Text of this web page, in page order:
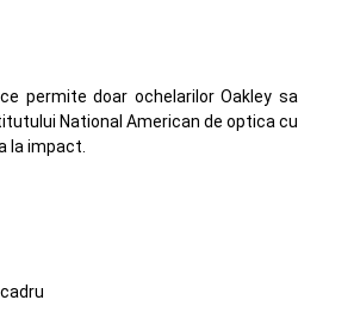
permite doar ochelarilor Oakley sa
National American de optica cu
la impact.